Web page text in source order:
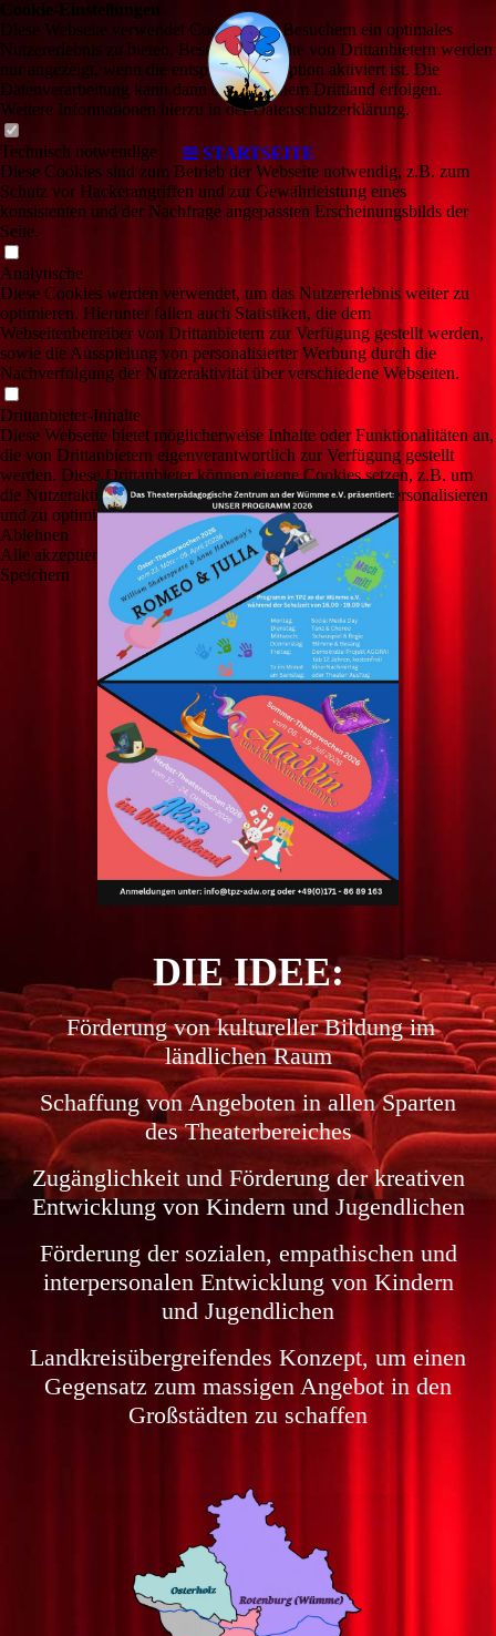
STARTSEITE
DIE IDEE:
Förderung von kultureller Bildung im
ländlichen Raum
Schaffung von Angeboten in allen Sparten
des Theaterbereiches
Zugänglichkeit und Förderung der kreativen
Entwicklung von Kindern und Jugendlichen
Förderung der sozialen, empathischen und
interpersonalen Entwicklung von Kindern
und Jugendlichen
Landkreisübergreifendes Konzept, um einen
Gegensatz zum massigen Angebot in den
Großstädten zu schaffen
Cookie-Einstellungen
Diese Webseite verwendet Cookies, um Besuchern ein optimales
Nutzererlebnis zu bieten. Bestimmte Inhalte von Drittanbietern werden
nur angezeigt, wenn die entsprechende Option aktiviert ist. Die
Datenverarbeitung kann dann auch in einem Drittland erfolgen.
Weitere Informationen hierzu in der Datenschutzerklärung.
Technisch notwendige
Diese Cookies sind zum Betrieb der Webseite notwendig, z.B. zum
Schutz vor Hackerangriffen und zur Gewährleistung eines
konsistenten und der Nachfrage angepassten Erscheinungsbilds der
Seite.
Analytische
Diese Cookies werden verwendet, um das Nutzererlebnis weiter zu
optimieren. Hierunter fallen auch Statistiken, die dem
Webseitenbetreiber von Drittanbietern zur Verfügung gestellt werden,
sowie die Ausspielung von personalisierter Werbung durch die
Nachverfolgung der Nutzeraktivität über verschiedene Webseiten.
Drittanbieter-Inhalte
Diese Webseite bietet möglicherweise Inhalte oder Funktionalitäten an,
die von Drittanbietern eigenverantwortlich zur Verfügung gestellt
werden. Diese Drittanbieter können eigene Cookies setzen, z.B. um
die Nutzeraktivität zu verfolgen oder ihre Angebote zu personalisieren
und zu optimieren.
Ablehnen
Alle akzeptieren
Speichern